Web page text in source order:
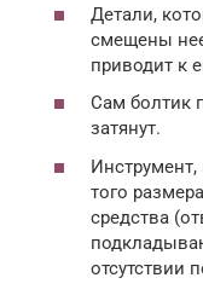
Детали,
смещены
приводит к
Сам болтик
затянут.
того
средства
отсутствии